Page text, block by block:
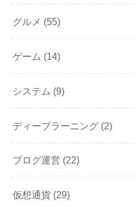
グルメ (55)
ゲーム (14)
システム (9)
ディープラーニング (2)
ブログ運営 (22)
仮想通貨 (29)